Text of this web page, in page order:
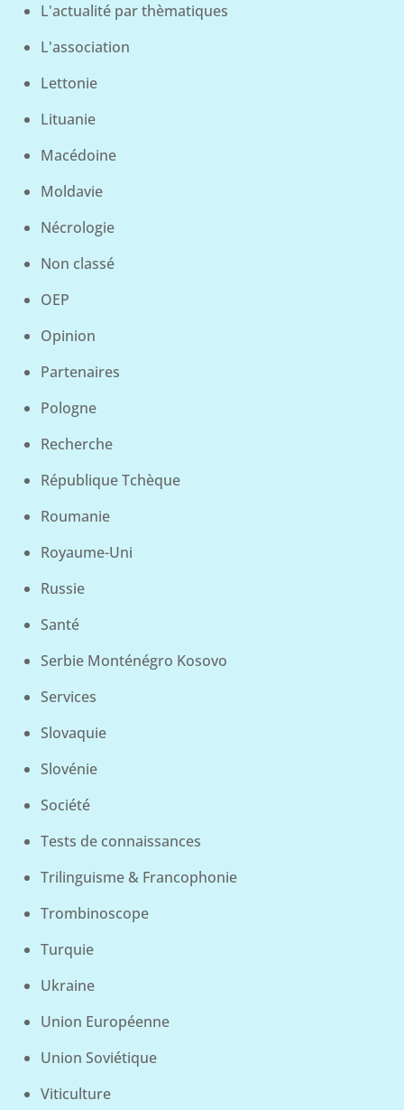
L'actualité par thèmatiques
L'association
Lettonie
Lituanie
Macédoine
Moldavie
Nécrologie
Non classé
OEP
Opinion
Partenaires
Pologne
Recherche
République Tchèque
Roumanie
Royaume-Uni
Russie
Santé
Serbie Monténégro Kosovo
Services
Slovaquie
Slovénie
Société
Tests de connaissances
Trilinguisme & Francophonie
Trombinoscope
Turquie
Ukraine
Union Européenne
Union Soviétique
Viticulture